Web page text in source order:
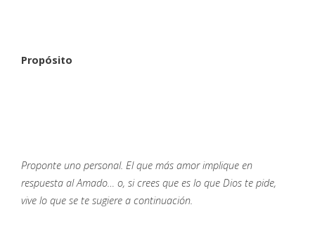
Propósito
Proponte uno personal. El que más amor implique en
respuesta al Amado… o, si crees que es lo que Dios te pide,
vive lo que se te sugiere a continuación.